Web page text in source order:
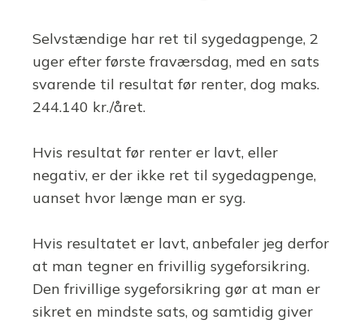
Selvstændige har ret til sygedagpenge, 2
uger efter første fraværsdag, med en sats
svarende til resultat før renter, dog maks.
244.140 kr./året.
Hvis resultat før renter er lavt, eller
negativ, er der ikke ret til sygedagpenge,
uanset hvor længe man er syg.
Hvis resultatet er lavt, anbefaler jeg derfor
at man tegner en frivillig sygeforsikring.
Den frivillige sygeforsikring gør at man er
sikret en mindste sats, og samtidig giver